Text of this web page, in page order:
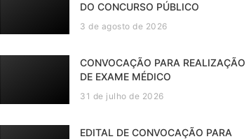
DO CONCURSO PÚBLICO
3 de agosto de 2026
CONVOCAÇÃO PARA REALIZAÇÃO
DE EXAME MÉDICO
31 de julho de 2026
EDITAL DE CONVOCAÇÃO PARA